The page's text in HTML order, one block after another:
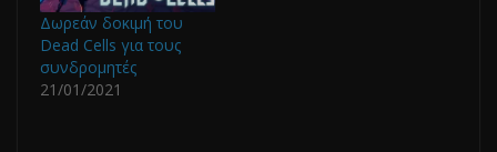
Δωρεάν δοκιμή του
Dead Cells για τους
συνδρομητές
21/01/2021